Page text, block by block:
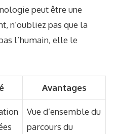
peut être une
n’oubliez pas que la
l’humain, elle le
Avantages
Vue d’ensemble du
parcours du